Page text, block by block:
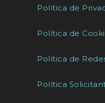
Política de
Política de
Política de
Política